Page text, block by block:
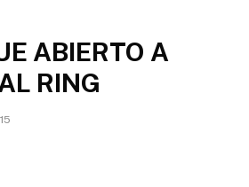
ABIERTO A
RING